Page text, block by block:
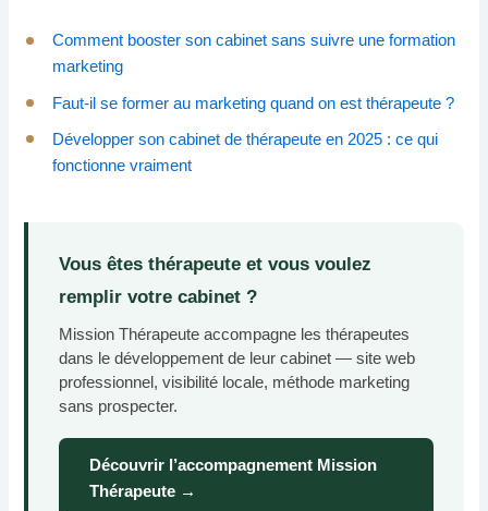
Comment booster son cabinet sans suivre une formation
marketing
Faut-il se former au marketing quand on est thérapeute ?
Développer son cabinet de thérapeute en 2025 : ce qui
fonctionne vraiment
Vous êtes thérapeute et vous voulez
remplir votre cabinet ?
Mission Thérapeute accompagne les thérapeutes
dans le développement de leur cabinet — site web
professionnel, visibilité locale, méthode marketing
sans prospecter.
Découvrir l’accompagnement Mission
Thérapeute →